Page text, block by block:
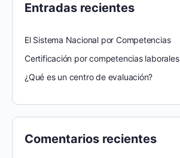
Entradas recientes
El Sistema Nacional por Competencias
Certificación por competencias laborales
¿Qué es un centro de evaluación?
Comentarios recientes